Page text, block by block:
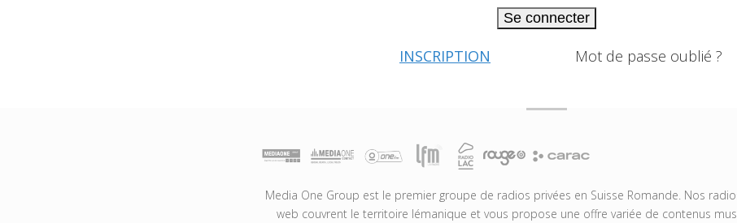
Se connecter
INSCRIPTION Mot de passe oublié ?
Media One Group est le premier groupe de radios privées en Suisse Romande. Nos
web couvrent le territoire lémanique et vous propose une offre variée de contenus